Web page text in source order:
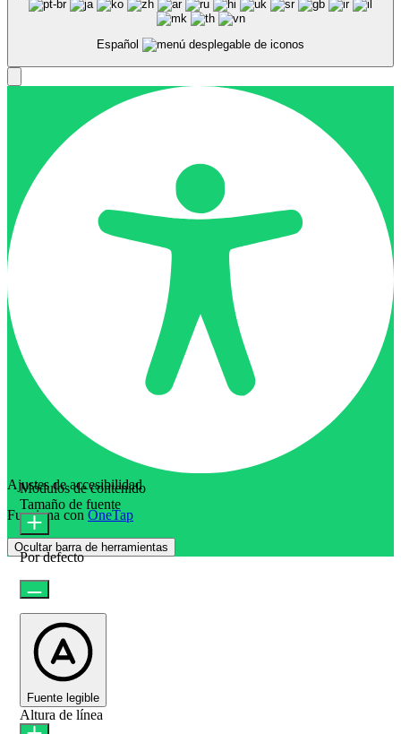
Español
Ajustes de accesibilidad
Funciona con OneTap
Ocultar barra de herramientas
Módulos de contenido
Tamaño de fuente
Por defecto
Fuente legible
Altura de línea